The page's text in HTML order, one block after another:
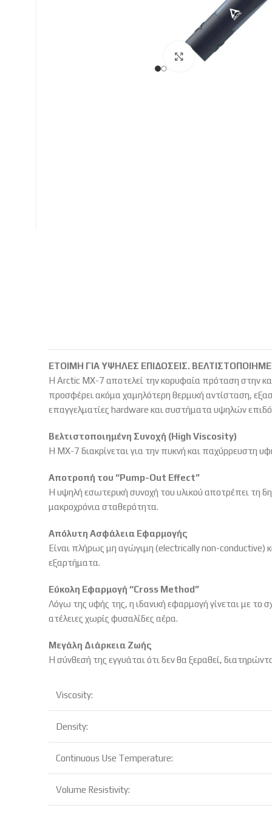
Click to enlarge
ΕΤΟΙΜΗ ΓΙΑ ΥΨΗΛΕΣ ΕΠΙΔΟΣΕΙΣ.
Η Arctic MX-7 αποτελεί την κορυφαία πρόταση στην
προσφέρει ακόμα χαμηλότερη θερμική αντίσταση,
επαγγελματίες hardware και συστήματα υψηλών
Βελτιστοποιημένη Συνοχή (High Viscosity)
Η MX-7 διακρίνεται για την πυκνή και παχύρρευστη
Αποτροπή του “Pump-Out Effect”
Η υψηλή εσωτερική συνοχή του υλικού αποτρέπει τη
μακροχρόνια σταθερότητα.
Απόλυτη Ασφάλεια Εφαρμογής
Είναι πλήρως μη αγώγιμη (electrically non-conductive)
εξαρτήματα.
Εύκολη Εφαρμογή “Cross Method”
Λόγω της υφής της, η ιδανική εφαρμογή γίνεται με το
ατέλειες χωρίς φυσαλίδες αέρα.
Μεγάλη Διάρκεια Ζωής
Η σύνθεσή της εγγυάται ότι δεν θα ξεραθεί,
Viscosity:
Density:
Continuous Use Temperature:
Volume Resistivity: